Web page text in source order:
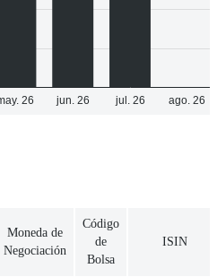
Moneda de
Negociación
Código
de
Bolsa
ISIN